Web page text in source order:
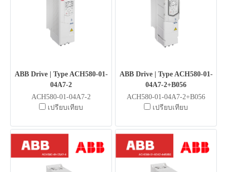
ABB Drive | Type ACH580-01-
04A7-2
ACH580-01-04A7-2
เปรียบเทียบ
ABB Drive | Type ACH580-01-
04A7-2+B056
ACH580-01-04A7-2+B056
เปรียบเทียบ